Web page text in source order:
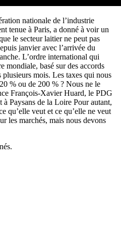
nationale de l’industrie
tenue à Paris, a donné à voir un
le secteur laitier ne peut pas
janvier avec l’arrivée du
L’ordre international qui
mondiale, basé sur des accords
mois. Les taxes qui nous
% ou de 200 % ? Nous ne le
François-Xavier Huard, le PDG
Paysans de la Loire Pour autant,
qu’elle veut et ce qu’elle ne veut
les marchés, mais nous devons